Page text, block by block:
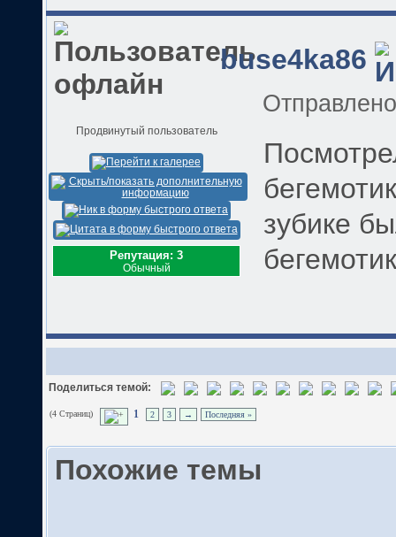
buse4ka86
Продвинутый пользователь
Репутация: 3
Обычный
зубике
Поделиться темой:
(4 Страниц) 1 2 3 → Последняя »
Похожие темы